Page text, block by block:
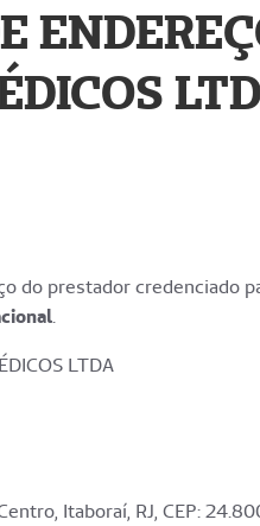
do prestador credenciado
.
LTDA
Itaboraí, RJ, CEP: